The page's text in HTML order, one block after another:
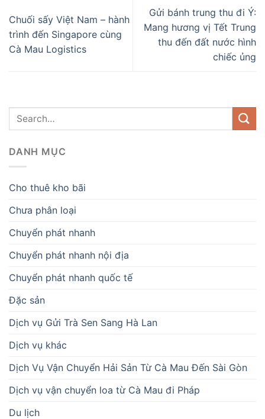
Chuối sấy Việt Nam – hành
trình đến Singapore cùng
Cà Mau Logistics
Gửi bánh trung thu đi Ý:
Mang hương vị Tết Trung
thu đến đất nước hình
chiếc ủng
DANH MỤC
Cho thuê kho bãi
Chưa phân loại
Chuyển phát nhanh
Chuyển phát nhanh nội địa
Chuyển phát nhanh quốc tế
Đặc sản
Dịch vụ Gửi Trà Sen Sang Hà Lan
Dịch vụ khác
Dịch Vụ Vận Chuyển Hải Sản Từ Cà Mau Đến Sài Gòn
Dịch vụ vận chuyển loa từ Cà Mau đi Pháp
Du lịch